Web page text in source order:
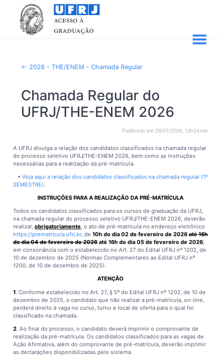
2026 - THE/ENEM - Chamada Regular
Chamada Regular do
UFRJ/THE-ENEM 2026
Publicado em 29/01/2026, 12h24min
A UFRJ divulga a relação dos candidatos classificados na chamada regular
do processo seletivo UFRJ/THE-ENEM 2026, bem como as instruções
necessárias para a realização da pré-matrícula.
•Veja aqui a relação dos candidatos classificados na chamada regular (1º
SEMESTRE).
INSTRUÇÕES PARA A REALIZAÇÃO DA PRÉ-MATRÍCULA
Todos os candidatos classificados para os cursos de graduação da UFRJ,
na chamada regular do processo seletivo UFRJ/THE-ENEM 2026, deverão
realizar,obrigatoriamente, o ato de pré-matrícula no endereço eletrônico
https://prematricula.ufrj.br, de10h do dia 02 de fevereiro de 2026até 16h
do dia 04 de fevereiro de 2026até 16h do dia 05 de fevereiro de 2026,
em consonância com o estabelecido no Art. 27 do Edital UFRJ nº 1202, de
10 de dezembro de 2025 (Normas Complementares ao Edital UFRJ nº
1200, de 10 de dezembro de 2025).
ATENÇÃO
1. Conforme estabelecido no Art. 27, § 5º do Edital UFRJ nº 1202, de 10 de
dezembro de 2025, o candidato que não realizar a pré-matrícula,on-line
perderá direito à vaga no curso, turno e local de oferta para o qual foi
classificado na chamada.
2. Ao final do processo, o candidato deverá imprimir o comprovante de
realização da pré-matrícula. Os candidatos classificados para as vagas de
Ação Afirmativa, além do comprovante de pré-matrícula, deverão imprimir
as declarações disponibilizadas pelo sistema.